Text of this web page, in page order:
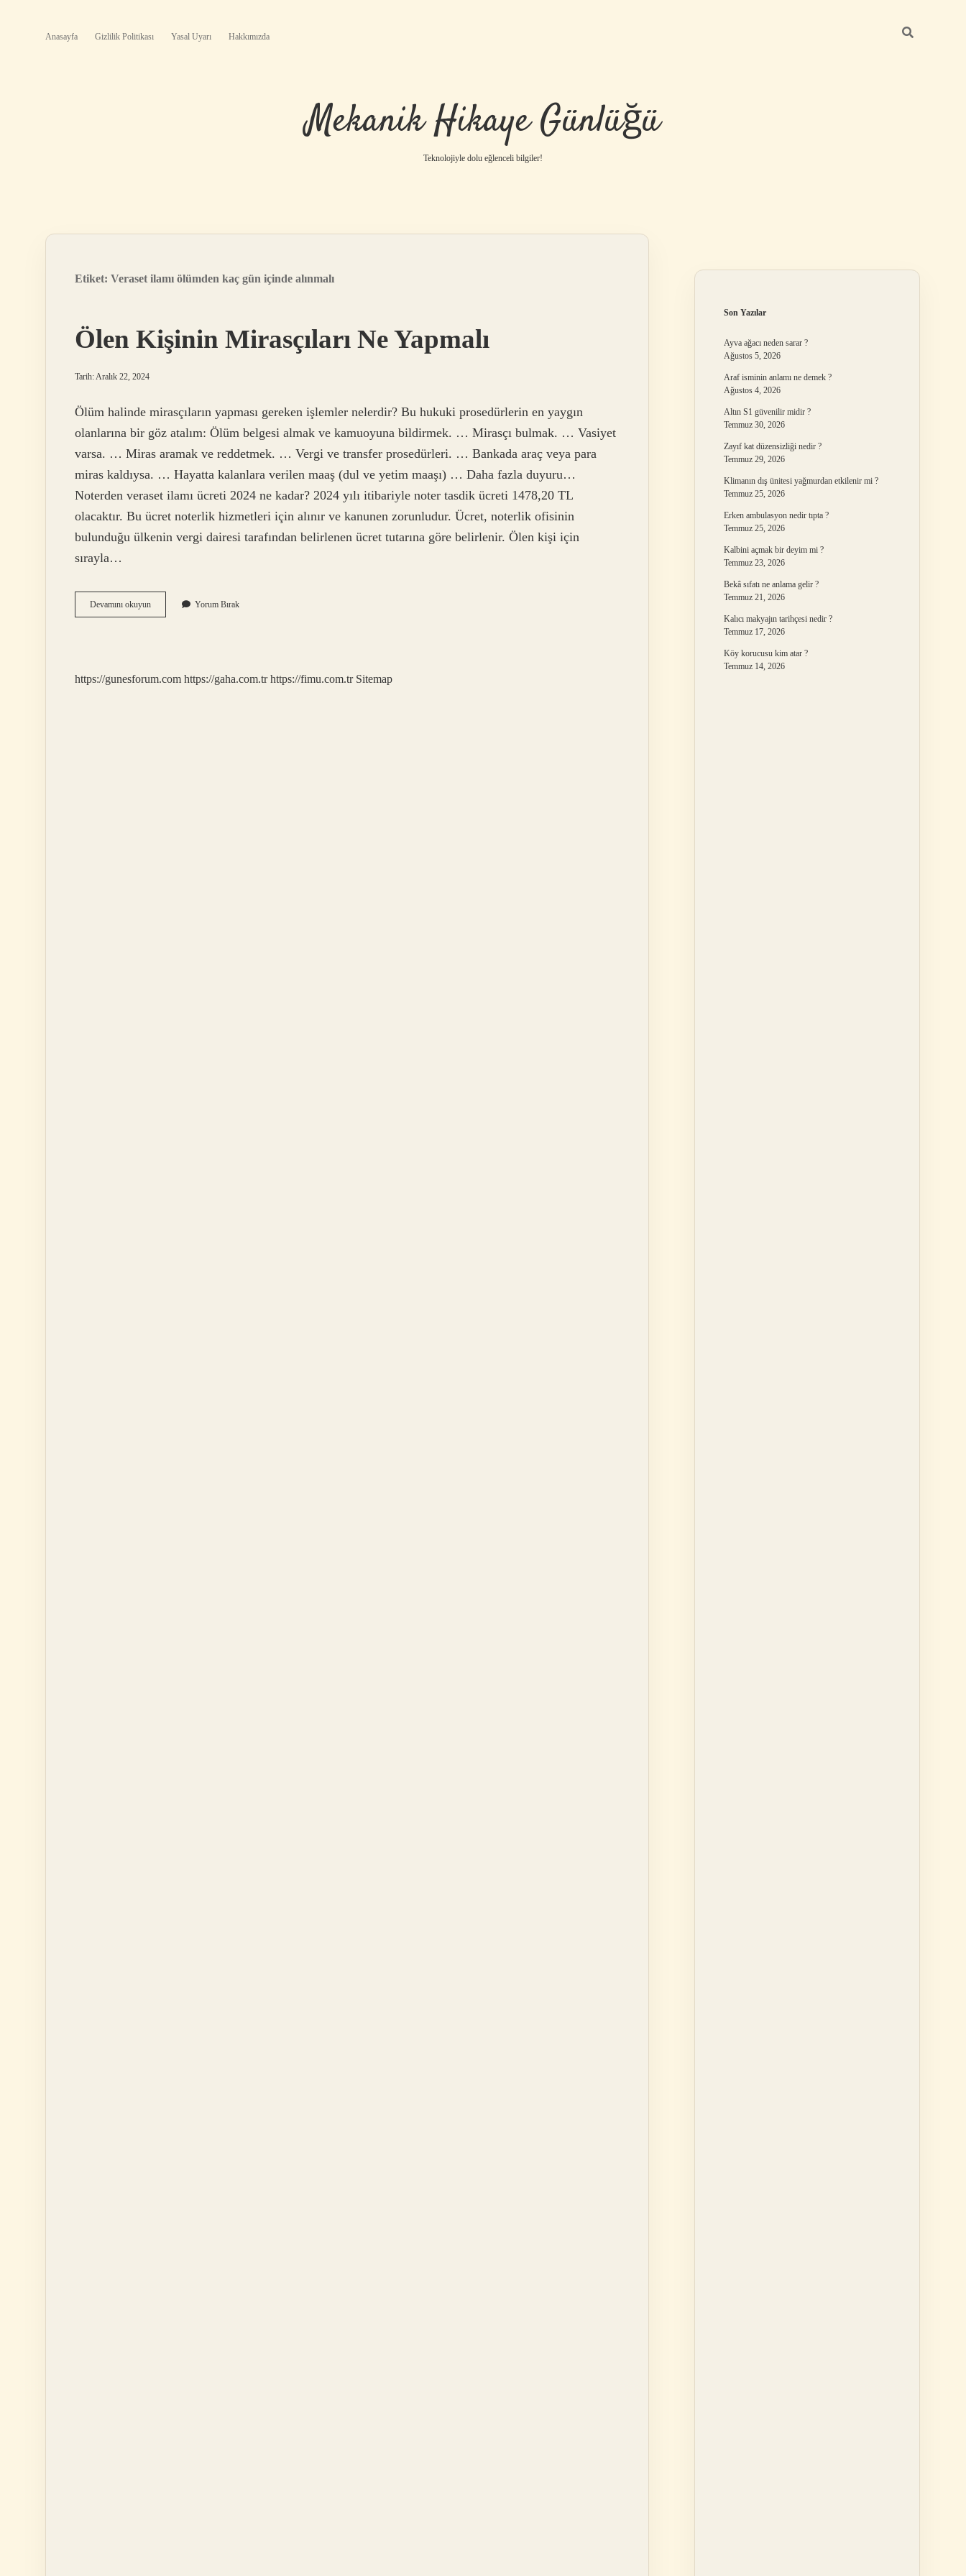
Anasayfa Gizlilik Politikası Yasal Uyarı Hakkımızda
Mekanik Hikaye Günlüğü
Teknolojiyle dolu eğlenceli bilgiler!
Etiket: Veraset ilamı ölümden kaç gün içinde alınmalı
Ölen Kişinin Mirasçıları Ne Yapmalı
Tarih: Aralık 22, 2024
Ölüm halinde mirasçıların yapması gereken işlemler nelerdir? Bu hukuki prosedürlerin en yaygın
olanlarına bir göz atalım: Ölüm belgesi almak ve kamuoyuna bildirmek. … Mirasçı bulmak. … Vasiyet
varsa. … Miras aramak ve reddetmek. … Vergi ve transfer prosedürleri. … Bankada araç veya para
miras kaldıysa. … Hayatta kalanlara verilen maaş (dul ve yetim maaşı) … Daha fazla duyuru…
Noterden veraset ilamı ücreti 2024 ne kadar? 2024 yılı itibariyle noter tasdik ücreti 1478,20 TL
olacaktır. Bu ücret noterlik hizmetleri için alınır ve kanunen zorunludur. Ücret, noterlik ofisinin
bulunduğu ülkenin vergi dairesi tarafından belirlenen ücret tutarına göre belirlenir. Ölen kişi için
sırayla…
Devamını okuyunÖlen
Kişinin
Yorum Bırak
https://gunesforum.com https://gaha.com.tr https://fimu.com.tr Sitemap
Son Yazılar
Ayva ağacı neden sarar ?
Ağustos 5, 2026
Araf isminin anlamı ne demek ?
Ağustos 4, 2026
Altın S1 güvenilir midir ?
Temmuz 30, 2026
Zayıf kat düzensizliği nedir ?
Temmuz 29, 2026
Klimanın dış ünitesi yağmurdan etkilenir mi ?
Temmuz 25, 2026
Erken ambulasyon nedir tıpta ?
Temmuz 25, 2026
Kalbini açmak bir deyim mi ?
Temmuz 23, 2026
Bekâ sıfatı ne anlama gelir ?
Temmuz 21, 2026
Kalıcı makyajın tarihçesi nedir ?
Temmuz 17, 2026
Köy korucusu kim atar ?
Temmuz 14, 2026